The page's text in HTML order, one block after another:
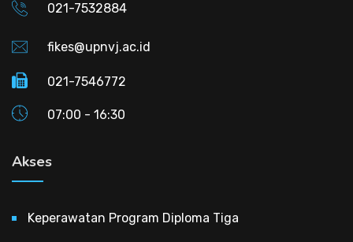
021-7532884
fikes@upnvj.ac.id
021-7546772
07:00 - 16:30
Akses
Keperawatan Program Diploma Tiga